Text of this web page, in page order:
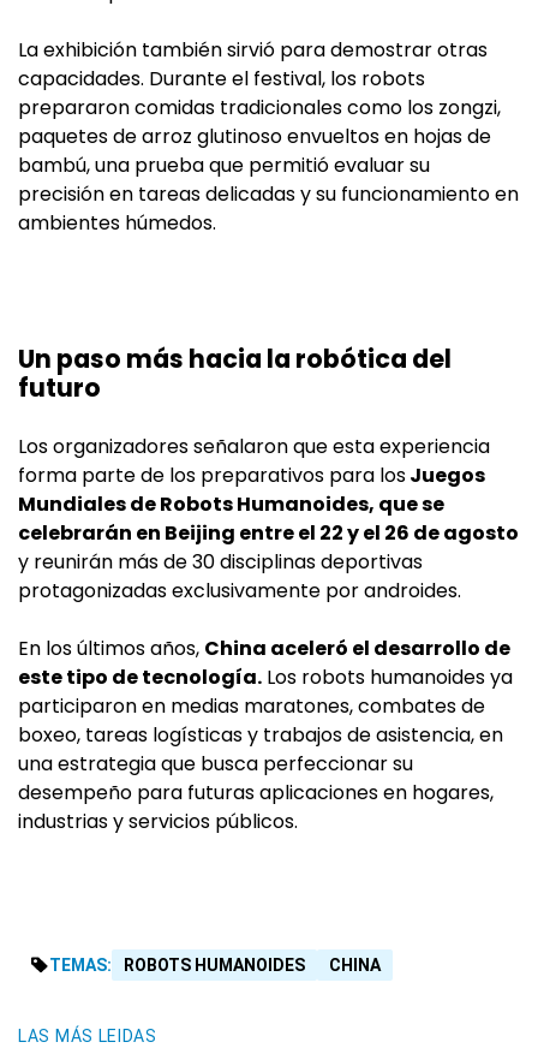
La exhibición también sirvió para demostrar otras
capacidades. Durante el festival, los robots
prepararon comidas tradicionales como los zongzi,
paquetes de arroz glutinoso envueltos en hojas de
bambú, una prueba que permitió evaluar su
precisión en tareas delicadas y su funcionamiento en
ambientes húmedos.
Un paso más hacia la robótica del
futuro
Los organizadores señalaron que esta experiencia
forma parte de los preparativos para losJuegos
Mundiales de Robots Humanoides, que se
celebrarán en Beijing entre el 22 y el 26 de agosto
y reunirán más de 30 disciplinas deportivas
protagonizadas exclusivamente por androides.
En los últimos años, China aceleró el desarrollo de
este tipo de tecnología. Los robots humanoides ya
participaron en medias maratones, combates de
boxeo, tareas logísticas y trabajos de asistencia, en
una estrategia que busca perfeccionar su
desempeño para futuras aplicaciones en hogares,
industrias y servicios públicos.
TEMAS: ROBOTS HUMANOIDES CHINA
LAS MÁS LEIDAS